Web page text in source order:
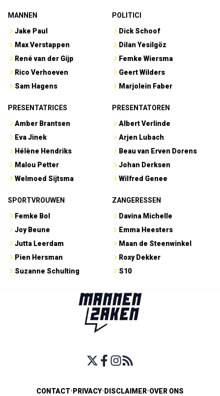
MANNEN
Jake Paul
Max Verstappen
René van der Gijp
Rico Verhoeven
Sam Hagens
POLITICI
Dick Schoof
Dilan Yesilgöz
Femke Wiersma
Geert Wilders
Marjolein Faber
PRESENTATRICES
Amber Brantsen
Eva Jinek
Hélène Hendriks
Malou Petter
Welmoed Sijtsma
PRESENTATOREN
Albert Verlinde
Arjen Lubach
Beau van Erven Dorens
Johan Derksen
Wilfred Genee
SPORTVROUWEN
Femke Bol
Joy Beune
Jutta Leerdam
Pien Hersman
Suzanne Schulting
ZANGERESSEN
Davina Michelle
Emma Heesters
Maan de Steenwinkel
Roxy Dekker
S10
CONTACT• PRIVACY• DISCLAIMER•OVER ONS